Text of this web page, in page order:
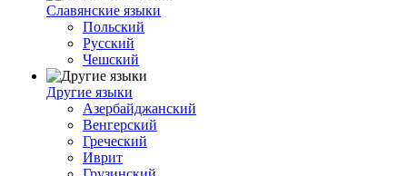
Славянские языки
Польский
Русский
Чешский
Другие языки
Азербайджанский
Венгерский
Греческий
Иврит